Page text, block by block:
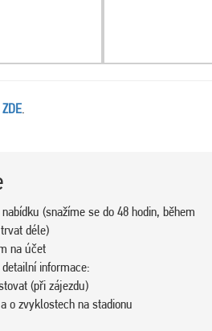
ZDE
(snažíme se do 48 hodin, během
déle)
na účet
informace:
(při zájezdu)
o zvyklostech na stadionu